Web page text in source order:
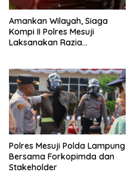
Amankan Wilayah, Siaga
Kompi II Polres Mesuji
Laksanakan Razia
Polres Mesuji Polda Lampung
Bersama Forkopimda dan
Stakeholder